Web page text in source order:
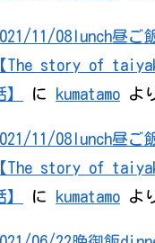
11/08lunch昼ご
【The story of
】
に kumatamo よ
11/08lunch昼ご
【The story of
】
に kumatamo よ